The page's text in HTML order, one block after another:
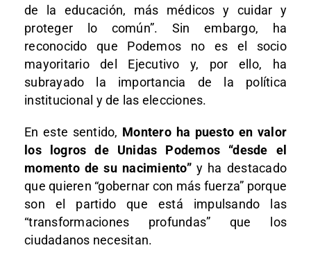
de la educación, más médicos y cuidar y
proteger lo común”. Sin embargo, ha
reconocido que Podemos no es el socio
mayoritario del Ejecutivo y, por ello, ha
subrayado la importancia de la política
institucional y de las elecciones.
En este sentido, Montero ha puesto en valor
los logros de Unidas Podemos “desde el
momento de su nacimiento”y ha destacado
que quieren “gobernar con más fuerza” porque
son el partido que está impulsando las
“transformaciones profundas” que los
ciudadanos necesitan.